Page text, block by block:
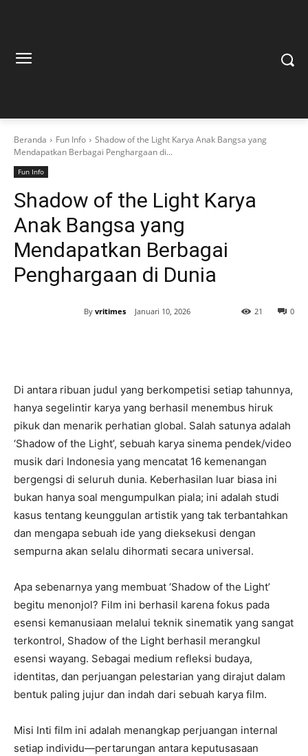
Beranda Fun Info
Shadow of the Light Karya Anak Bangsa yang
Mendapatkan Berbagai Penghargaan di...
Fun Info
Shadow of the Light Karya
Anak Bangsa yang
Mendapatkan Berbagai
Penghargaan di Dunia
By vritimes Januari 10, 2026 0
21
Di antara ribuan judul yang berkompetisi setiap tahunnya,
hanya segelintir karya yang berhasil menembus hiruk
pikuk dan menarik perhatian global. Salah satunya adalah
‘Shadow of the Light’, sebuah karya sinema pendek/video
musik dari Indonesia yang mencatat 16 kemenangan
bergengsi di seluruh dunia. Keberhasilan luar biasa ini
bukan hanya soal mengumpulkan piala; ini adalah studi
kasus tentang keunggulan artistik yang tak terbantahkan
dan mengapa sebuah ide yang dieksekusi dengan
sempurna akan selalu dihormati secara universal.
Apa sebenarnya yang membuat ‘Shadow of the Light’
begitu menonjol? Film ini berhasil karena fokus pada
esensi kemanusiaan melalui teknik sinematik yang sangat
terkontrol, Shadow of the Light berhasil merangkul
esensi wayang. Sebagai medium refleksi budaya,
identitas, dan perjuangan pelestarian yang dirajut dalam
bentuk paling jujur dan indah dari sebuah karya film.
Misi Inti film ini adalah menangkap perjuangan internal
setiap individu—pertarungan antara keputusasaan